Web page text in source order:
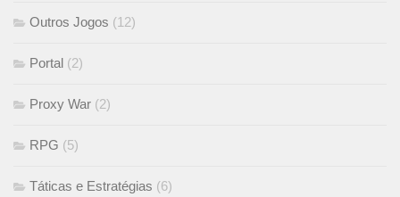
Outros Jogos (12)
Portal (2)
Proxy War (2)
RPG (5)
Táticas e Estratégias (6)